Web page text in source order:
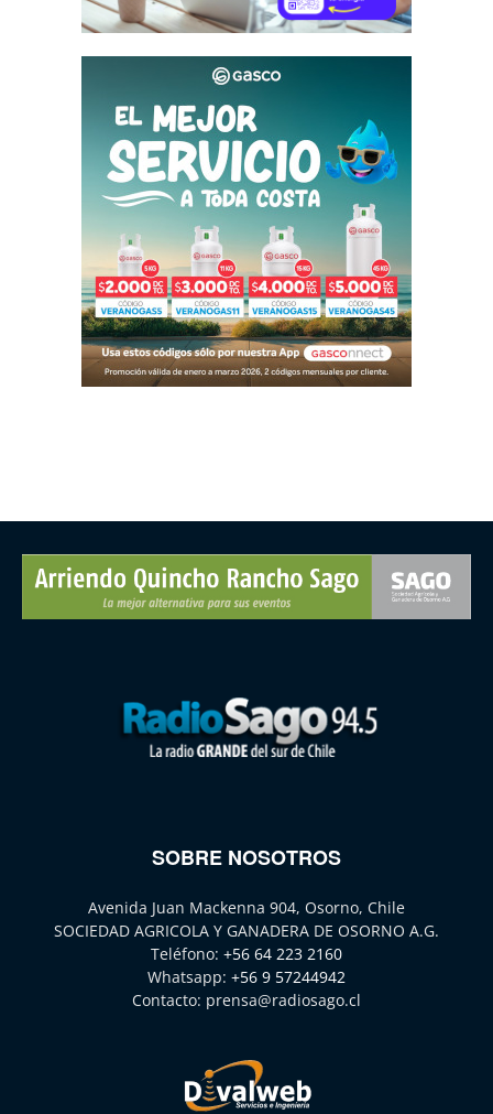
SOBRE NOSOTROS
Avenida Juan Mackenna 904, Osorno, Chile
SOCIEDAD AGRICOLA Y GANADERA DE OSORNO A.G.
Teléfono: +56 64 223 2160
Whatsapp: +56 9 57244942
Contacto: prensa@radiosago.cl